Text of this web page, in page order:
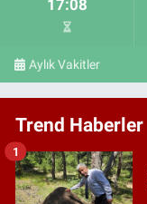
17:08
Aylık Vakitler
Trend Haberler
1